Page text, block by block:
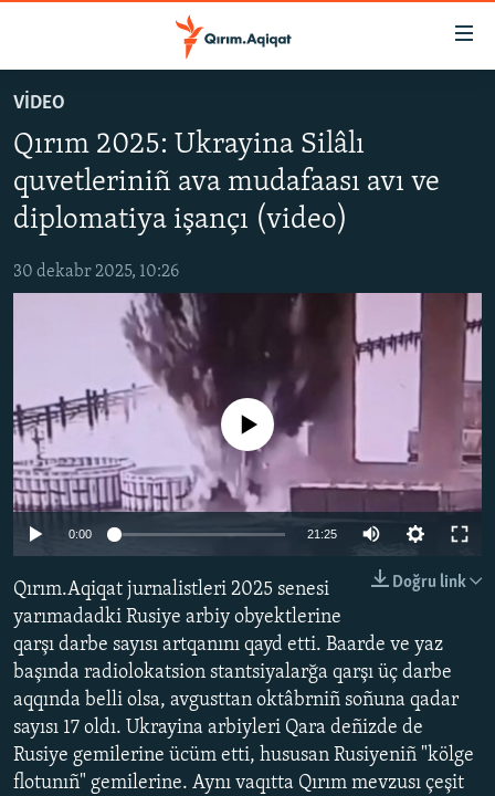
Esas
mündericege
qaytmaq
Baş
navigatsiyağa
qaytmaq
qaytmaq
SİYASET
İQTİSADİYAT
CEMİYET
MEDENİYET
İNSAN AQLARI
SÜRET
BLOGLAR
FİKİR
Русский
QOŞULIÑIZ!
RFE/RS bütün saytları
VİDEO
Qırım 2025: Ukrayina Silâlı
quvetleriniñ ava mudafaası avı ve
diplomatiya işançı (video)
30 dekabr 2025, 10:26
Auto 240p 360p
720p
No media source currently available
0:00 21:25
240p
480p
720p
1080p
Doğru link
Qırım.Aqiqat jurnalistleri 2025 senesi
yarımadadki Rusiye arbiy obyektlerine
qarşı darbe sayısı artqanını qayd etti. Baarde ve yaz
başında radiolokatsion stantsiyalarğa qarşı üç darbe
aqqında belli olsa, avgusttan oktâbrniñ soñuna qadar
sayısı 17 oldı. Ukrayina arbiyleri Qara deñizde de
Rusiye gemilerine ücüm etti, hususan Rusiyeniñ "kölge
flotunıñ" gemilerine. Aynı vaqıtta Qırım mevzusı çeşit